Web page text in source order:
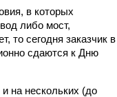
в которых
либо мост,
то сегодня заказчик в
сдаются к Дню
на нескольких (до